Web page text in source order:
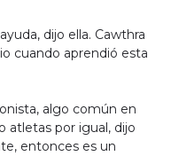
dijo ella. Cawthra
cuando aprendió esta
algo común en
atletas por igual, dijo
entonces es un